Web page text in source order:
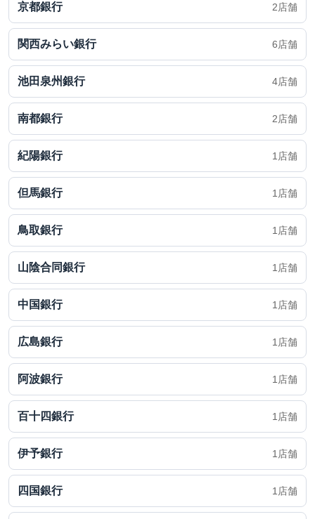
京都銀行 2店舗
関西みらい銀行 6店舗
池田泉州銀行 4店舗
南都銀行 2店舗
紀陽銀行 1店舗
但馬銀行 1店舗
鳥取銀行 1店舗
山陰合同銀行 1店舗
中国銀行 1店舗
広島銀行 1店舗
阿波銀行 1店舗
百十四銀行 1店舗
伊予銀行 1店舗
四国銀行 1店舗